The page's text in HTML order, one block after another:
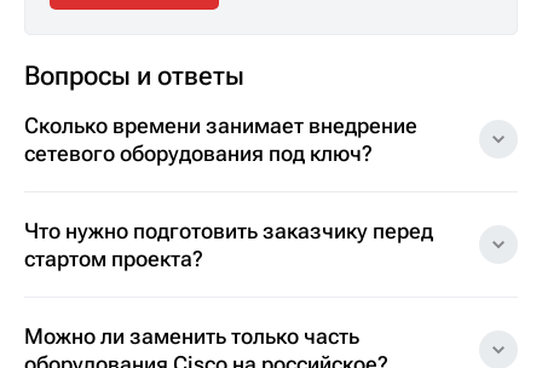
Вопросы и ответы
Сколько времени занимает внедрение
сетевого оборудования под ключ?
Что нужно подготовить заказчику перед
стартом проекта?
Можно ли заменить только часть